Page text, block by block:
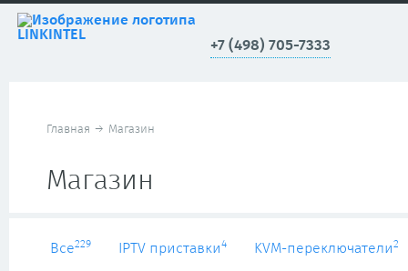
+7 (498) 705-7333
Главная → Магазин
Магазин
Все229 IPTV приставки4 KVM-переключатели2